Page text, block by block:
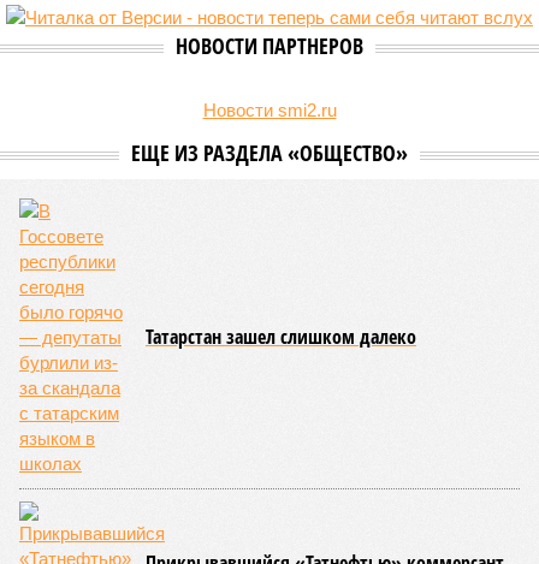
НОВОСТИ ПАРТНЕРОВ
Новости smi2.ru
ЕЩЕ ИЗ РАЗДЕЛА «ОБЩЕСТВО»
Татарстан зашел слишком далеко